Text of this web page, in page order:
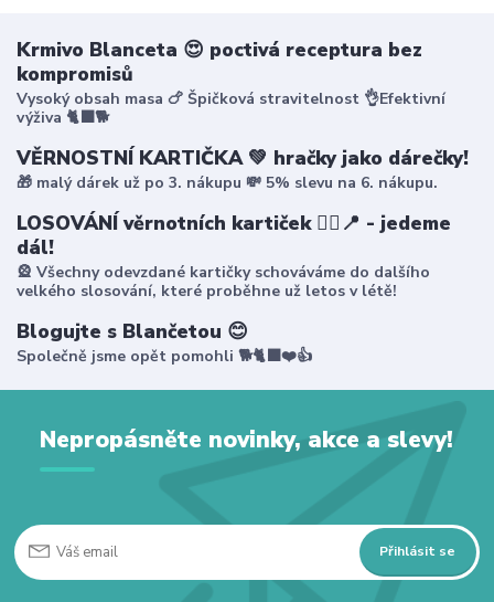
Krmivo Blanceta 😍 poctivá receptura bez
kompromisů
Vysoký obsah masa 🍗 Špičková stravitelnost 👌Efektivní
výživa 🐈‍⬛🐕
VĚRNOSTNÍ KARTIČKA 💚 hračky jako dárečky!
🎁 malý dárek už po 3. nákupu 💸 5% slevu na 6. nákupu.
LOSOVÁNÍ věrnotních kartiček 🤸‍♀️📍 - jedeme
dál!
🎡 Všechny odevzdané kartičky schováváme do dalšího
velkého slosování, které proběhne už letos v létě!
Blogujte s Blančetou 😊
Společně jsme opět pomohli 🐕🐈‍⬛❤️👍
Nepropásněte novinky, akce a slevy!
Přihlásit se